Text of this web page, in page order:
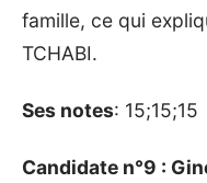
famille, ce qui
TCHABI.
Ses notes: 15;15;15
Candidate n°9 :